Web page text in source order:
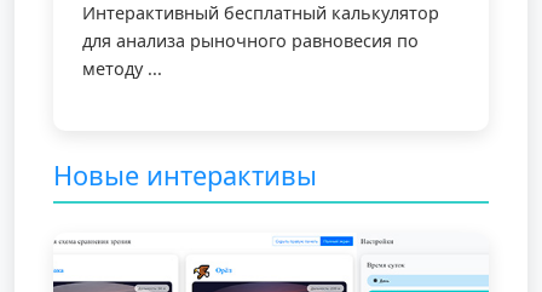
Интерактивный бесплатный калькулятор
для анализа рыночного равновесия по
методу ...
Новые интерактивы